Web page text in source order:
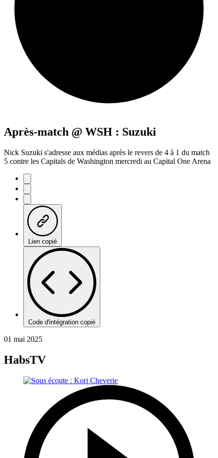
Après-match @ WSH : Suzuki
Nick Suzuki s'adresse aux médias après le revers de 4 à 1 du match
5 contre les Capitals de Washington mercredi au Capital One Arena
Lien copié
Code d'intégration copié
01 mai 2025
HabsTV